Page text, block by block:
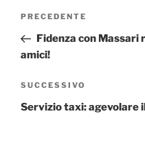
Navigazione
Articolo
precedente:
PRECEDENTE
Fidenza con
amici!
Articolo
successivo
SUCCESSIVO
Servizio taxi: agevolare